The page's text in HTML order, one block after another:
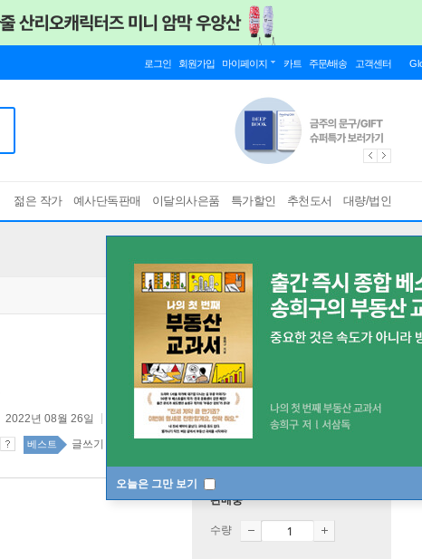
로그인 회원가입 마이페이지 카트 주문/배송 고객센터
젊은 작가 예사단독판매 이달의사은품 특가할인 추천도서 대량/법인
오늘은 그만 보기
2022년 08월 26일 The Conflict Thesaurus Vol.1
베스트 글쓰기 34위
판매중
수량